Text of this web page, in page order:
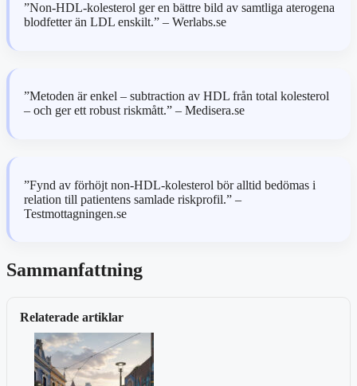
”Non-HDL-kolesterol ger en bättre bild av samtliga aterogena
blodfetter än LDL enskilt.” – Werlabs.se
”Metoden är enkel – subtraction av HDL från total kolesterol
– och ger ett robust riskmått.” – Medisera.se
”Fynd av förhöjt non-HDL-kolesterol bör alltid bedömas i
relation till patientens samlade riskprofil.” –
Testmottagningen.se
Sammanfattning
Relaterade artiklar